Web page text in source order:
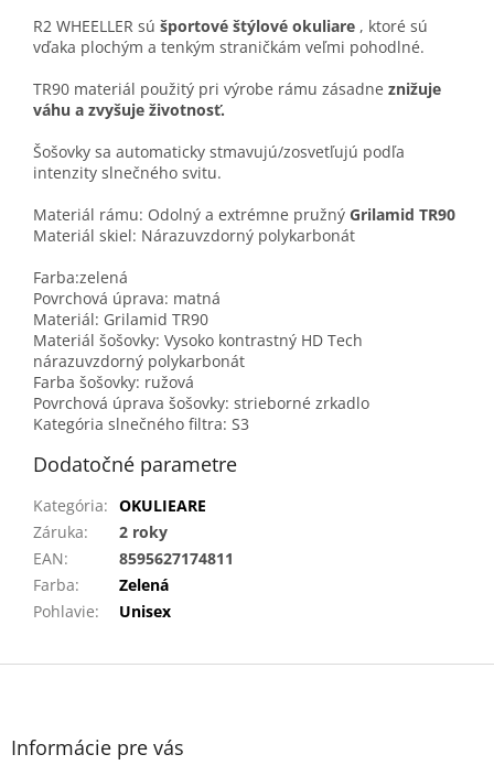
R2 WHEELLER sú športové štýlové okuliare , ktoré sú
vďaka plochým a tenkým straničkám veľmi pohodlné.
TR90 materiál použitý pri výrobe rámu zásadne znižuje
váhu a zvyšuje životnosť.
Šošovky sa automaticky stmavujú/zosvetľujú podľa
intenzity slnečného svitu.
Materiál rámu: Odolný a extrémne pružný Grilamid TR90
Materiál skiel: Nárazuvzdorný polykarbonát
Farba:zelená
Povrchová úprava: matná
Materiál: Grilamid TR90
Materiál šošovky: Vysoko kontrastný HD Tech
nárazuvzdorný polykarbonát
Farba šošovky: ružová
Povrchová úprava šošovky: strieborné zrkadlo
Kategória slnečného filtra: S3
Dodatočné parametre
Kategória: OKULIEARE
Záruka:
2 roky
EAN:
8595627174811
Farba:
Zelená
Pohlavie: Unisex
Z
Informácie pre vás